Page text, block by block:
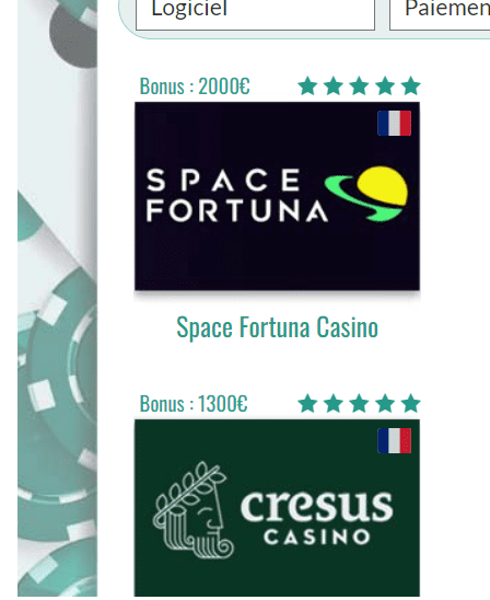
อุปกรณ์เพื่อความบันเทิง
อุปกรณ์เพื่อความบันเทิง
หูฟัง
ลำโพง